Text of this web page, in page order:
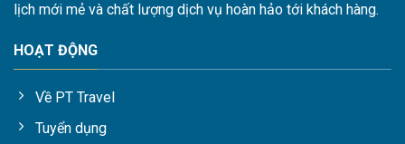
lịch mới mẻ và chất lượng dịch vụ hoàn hảo tới khách hàng.
HOẠT ĐỘNG
Về PT Travel
Tuyển dụng